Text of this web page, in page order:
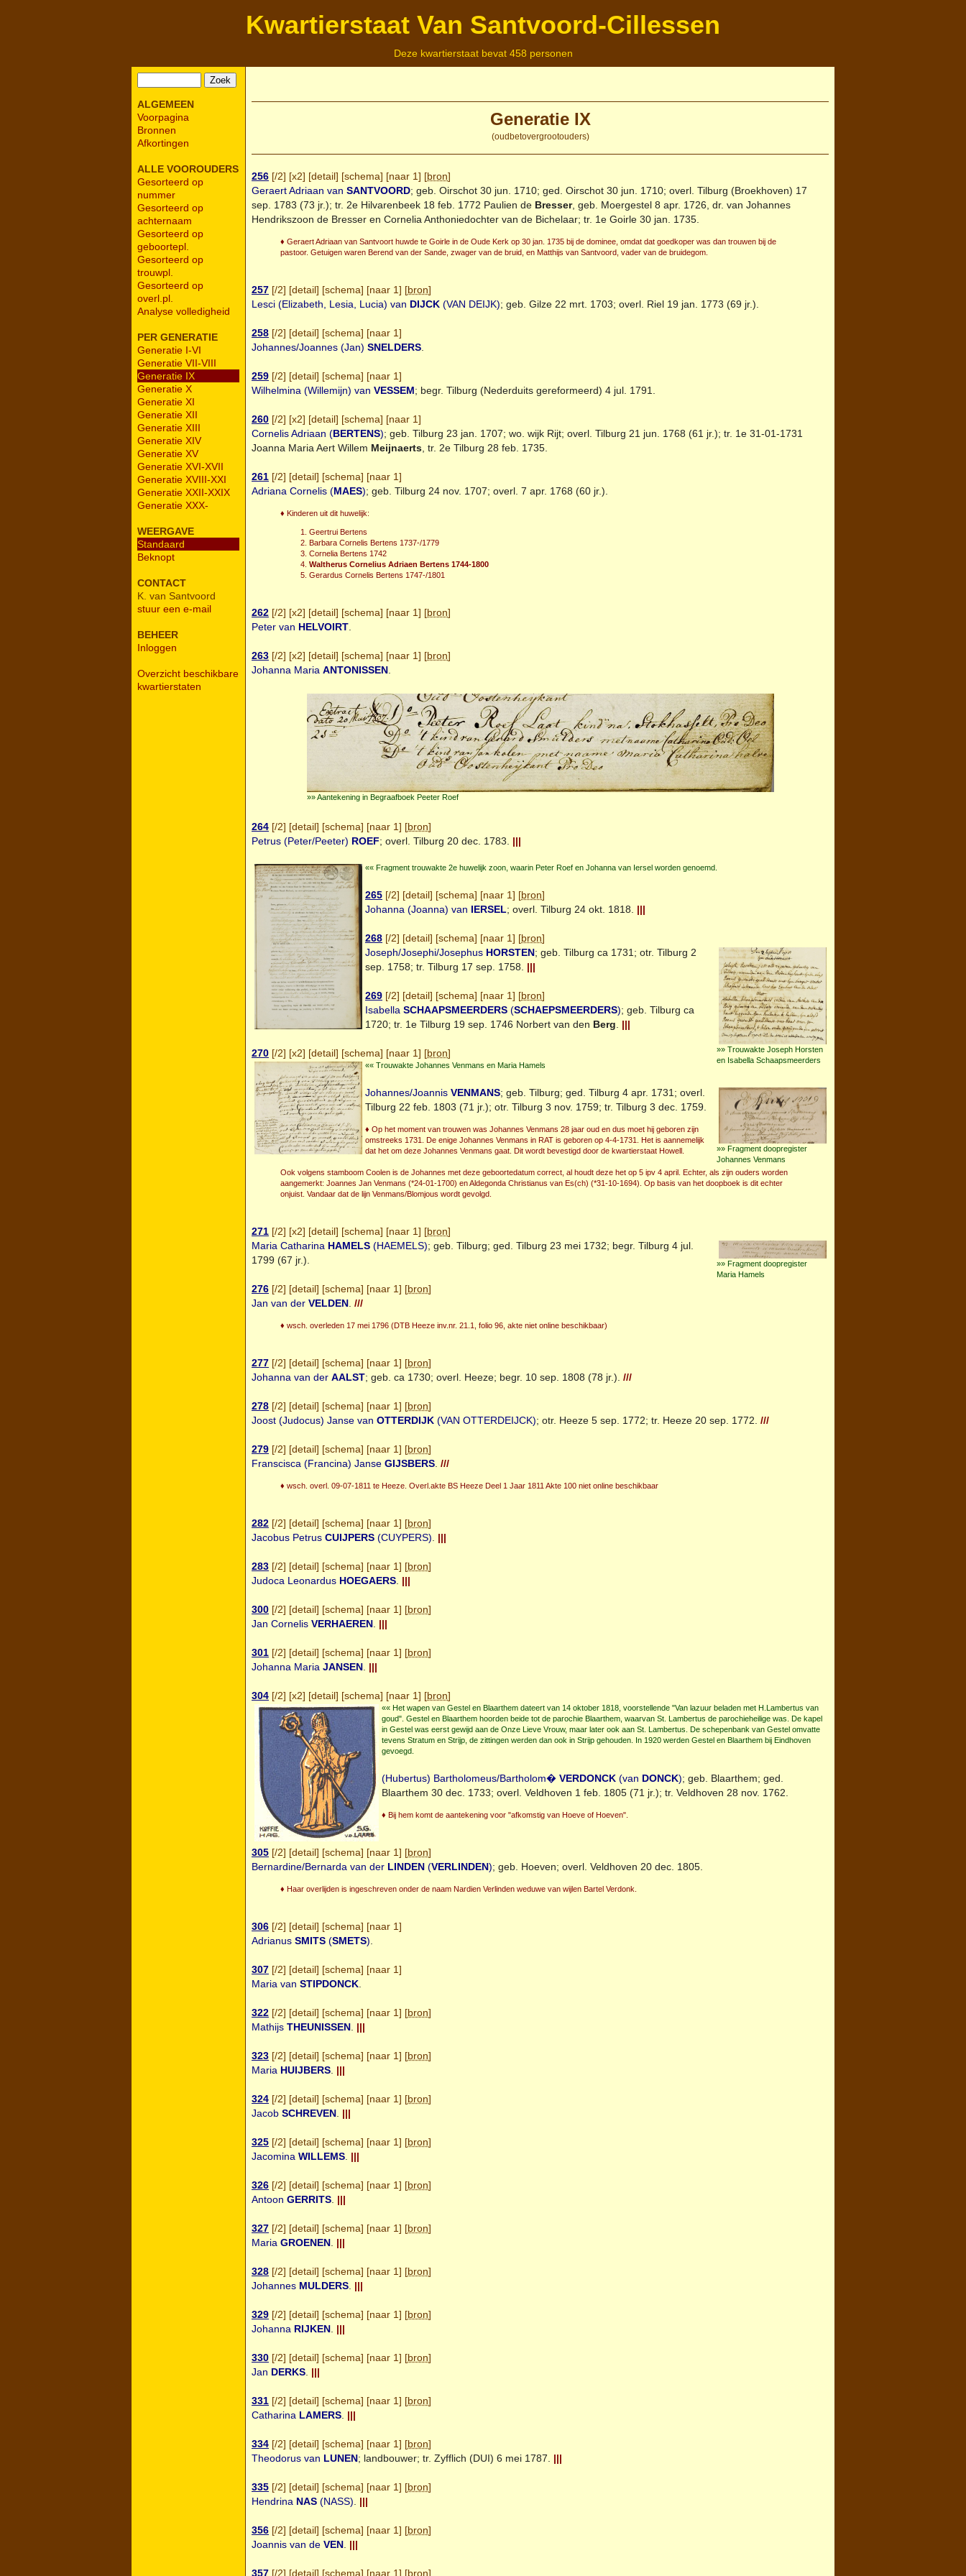
Kwartierstaat Van Santvoord-Cillessen
Deze kwartierstaat bevat 458 personen
ALGEMEEN
Voorpagina
Bronnen
Afkortingen
ALLE VOOROUDERS
Gesorteerd op
nummer
Gesorteerd op
achternaam
Gesorteerd op
geboortepl.
Gesorteerd op
trouwpl.
Gesorteerd op
overl.pl.
Analyse volledigheid
PER GENERATIE
Generatie I-VI
Generatie VII-VIII
Generatie IX
Generatie X
Generatie XI
Generatie XII
Generatie XIII
Generatie XIV
Generatie XV
Generatie XVI-XVII
Generatie XVIII-XXI
Generatie XXII-XXIX
Generatie XXX-
WEERGAVE
Standaard
Beknopt
CONTACT
K. van Santvoord
stuur een e-mail
BEHEER
Inloggen
Overzicht beschikbare
kwartierstaten
Generatie IX
(oudbetovergrootouders)
256 [/2] [x2] [detail] [schema] [naar 1] [bron]
Geraert Adriaan van SANTVOORD; geb. Oirschot 30 jun. 1710; ged. Oirschot 30 jun. 1710; overl. Tilburg (Broekhoven) 17
sep. 1783 (73 jr.); tr. 2e Hilvarenbeek 18 feb. 1772 Paulien de Bresser, geb. Moergestel 8 apr. 1726, dr. van Johannes
Hendrikszoon de Bresser en Cornelia Anthoniedochter van de Bichelaar; tr. 1e Goirle 30 jan. 1735.
♦ Geraert Adriaan van Santvoort huwde te Goirle in de Oude Kerk op 30 jan. 1735 bij de dominee, omdat dat goedkoper was dan trouwen bij de
pastoor. Getuigen waren Berend van der Sande, zwager van de bruid, en Matthijs van Santvoord, vader van de bruidegom.
257 [/2] [detail] [schema] [naar 1] [bron]
Lesci (Elizabeth, Lesia, Lucia) van DIJCK (VAN DEIJK); geb. Gilze 22 mrt. 1703; overl. Riel 19 jan. 1773 (69 jr.).
258 [/2] [detail] [schema] [naar 1]
Johannes/Joannes (Jan) SNELDERS
259 [/2] [detail] [schema] [naar 1]
Wilhelmina (Willemijn) van VESSEM; begr. Tilburg (Nederduits gereformeerd) 4 jul. 1791.
260 [/2] [x2] [detail] [schema] [naar 1]
Cornelis Adriaan (BERTENS); geb. Tilburg 23 jan. 1707; wo. wijk Rijt; overl. Tilburg 21 jun. 1768 (61 jr.); tr. 1e 31-01-1731
Joanna Maria Aert Willem Meijnaerts , tr. 2e Tilburg 28 feb. 1735.
261 [/2] [detail] [schema] [naar 1]
Adriana Cornelis (MAES); geb. Tilburg 24 nov. 1707; overl. 7 apr. 1768 (60 jr.).
♦ Kinderen uit dit huwelijk:
Geertrui Bertens
Barbara Cornelis Bertens 1737-/1779
Cornelia Bertens 1742
Waltherus Cornelius Adriaen Bertens 1744-1800
Gerardus Cornelis Bertens 1747-/1801
262 [/2] [x2] [detail] [schema] [naar 1] [bron]
Peter van HELVOIRT
263 [/2] [x2] [detail] [schema] [naar 1] [bron]
Johanna Maria ANTONISSEN
»» Aantekening in Begraafboek Peeter Roef
264 [/2] [detail] [schema] [naar 1] [bron]
Petrus (Peter/Peeter) ROEF; overl. Tilburg 20 dec. 1783. |||
«« Fragment trouwakte 2e huwelijk zoon, waarin Peter Roef en Johanna van Iersel worden genoemd.
265 [/2] [detail] [schema] [naar 1] [bron]
Johanna (Joanna) van IERSEL; overl. Tilburg 24 okt. 1818. |||
268 [/2] [detail] [schema] [naar 1] [bron]
»» Trouwakte Joseph Horsten
en Isabella Schaapsmeerders
Joseph/Josephi/Josephus HORSTEN; geb. Tilburg ca 1731; otr. Tilburg 2
sep. 1758; tr. Tilburg 17 sep. 1758. |||
269 [/2] [detail] [schema] [naar 1] [bron]
Isabella SCHAAPSMEERDERS (SCHAEPSMEERDERS); geb. Tilburg ca
1720; tr. 1e Tilburg 19 sep. 1746 Norbert van den Berg |||
270 [/2] [x2] [detail] [schema] [naar 1] [bron]
«« Trouwakte Johannes Venmans en Maria Hamels
»» Fragment doopregister
Johannes Venmans
Johannes/Joannis VENMANS; geb. Tilburg; ged. Tilburg 4 apr. 1731; overl.
Tilburg 22 feb. 1803 (71 jr.); otr. Tilburg 3 nov. 1759; tr. Tilburg 3 dec. 1759.
♦ Op het moment van trouwen was Johannes Venmans 28 jaar oud en dus moet hij geboren zijn
omstreeks 1731. De enige Johannes Venmans in RAT is geboren op 4-4-1731. Het is aannemelijk
dat het om deze Johannes Venmans gaat. Dit wordt bevestigd door de kwartierstaat Howell.
Ook volgens stamboom Coolen is de Johannes met deze geboortedatum correct, al houdt deze het op 5 ipv 4 april. Echter, als zijn ouders worden
aangemerkt: Joannes Jan Venmans (*24-01-1700) en Aldegonda Christianus van Es(ch) (*31-10-1694). Op basis van het doopboek is dit echter
onjuist. Vandaar dat de lijn Venmans/Blomjous wordt gevolgd.
271 [/2] [x2] [detail] [schema] [naar 1] [bron]
»» Fragment doopregister
Maria Hamels
Maria Catharina HAMELS (HAEMELS); geb. Tilburg; ged. Tilburg 23 mei 1732; begr. Tilburg 4 jul.
1799 (67 jr.).
276 [/2] [detail] [schema] [naar 1] [bron]
Jan van der VELDEN ///
♦ wsch. overleden 17 mei 1796 (DTB Heeze inv.nr. 21.1, folio 96, akte niet online beschikbaar)
277 [/2] [detail] [schema] [naar 1] [bron]
Johanna van der AALST; geb. ca 1730; overl. Heeze; begr. 10 sep. 1808 (78 jr.). ///
278 [/2] [detail] [schema] [naar 1] [bron]
Joost (Judocus) Janse van OTTERDIJK (VAN OTTERDEIJCK); otr. Heeze 5 sep. 1772; tr. Heeze 20 sep. 1772. ///
279 [/2] [detail] [schema] [naar 1] [bron]
Franscisca (Francina) Janse GIJSBERS ///
♦ wsch. overl. 09-07-1811 te Heeze. Overl.akte BS Heeze Deel 1 Jaar 1811 Akte 100 niet online beschikbaar
282 [/2] [detail] [schema] [naar 1] [bron]
Jacobus Petrus CUIJPERS (CUYPERS) |||
283 [/2] [detail] [schema] [naar 1] [bron]
Judoca Leonardus HOEGAERS |||
300 [/2] [detail] [schema] [naar 1] [bron]
Jan Cornelis VERHAEREN |||
301 [/2] [detail] [schema] [naar 1] [bron]
Johanna Maria JANSEN |||
304 [/2] [x2] [detail] [schema] [naar 1] [bron]
«« Het wapen van Gestel en Blaarthem dateert van 14 oktober 1818, voorstellende "Van lazuur beladen met H.Lambertus van
goud". Gestel en Blaarthem hoorden beide tot de parochie Blaarthem, waarvan St. Lambertus de parochieheilige was. De kapel
in Gestel was eerst gewijd aan de Onze Lieve Vrouw, maar later ook aan St. Lambertus. De schepenbank van Gestel omvatte
tevens Stratum en Strijp, de zittingen werden dan ook in Strijp gehouden. In 1920 werden Gestel en Blaarthem bij Eindhoven
gevoegd.
(Hubertus) Bartholomeus/Bartholom� VERDONCK (van DONCK); geb. Blaarthem; ged.
Blaarthem 30 dec. 1733; overl. Veldhoven 1 feb. 1805 (71 jr.); tr. Veldhoven 28 nov. 1762.
♦ Bij hem komt de aantekening voor "afkomstig van Hoeve of Hoeven".
305 [/2] [detail] [schema] [naar 1] [bron]
Bernardine/Bernarda van der LINDEN (VERLINDEN); geb. Hoeven; overl. Veldhoven 20 dec. 1805.
♦ Haar overlijden is ingeschreven onder de naam Nardien Verlinden weduwe van wijlen Bartel Verdonk.
306 [/2] [detail] [schema] [naar 1]
Adrianus SMITS (SMETS)
307 [/2] [detail] [schema] [naar 1]
Maria van STIPDONCK
322 [/2] [detail] [schema] [naar 1] [bron]
Mathijs THEUNISSEN |||
323 [/2] [detail] [schema] [naar 1] [bron]
Maria HUIJBERS |||
324 [/2] [detail] [schema] [naar 1] [bron]
Jacob SCHREVEN |||
325 [/2] [detail] [schema] [naar 1] [bron]
Jacomina WILLEMS |||
326 [/2] [detail] [schema] [naar 1] [bron]
Antoon GERRITS |||
327 [/2] [detail] [schema] [naar 1] [bron]
Maria GROENEN |||
328 [/2] [detail] [schema] [naar 1] [bron]
Johannes MULDERS |||
329 [/2] [detail] [schema] [naar 1] [bron]
Johanna RIJKEN |||
330 [/2] [detail] [schema] [naar 1] [bron]
Jan DERKS |||
331 [/2] [detail] [schema] [naar 1] [bron]
Catharina LAMERS |||
334 [/2] [detail] [schema] [naar 1] [bron]
Theodorus van LUNEN; landbouwer; tr. Zyfflich (DUI) 6 mei 1787. |||
335 [/2] [detail] [schema] [naar 1] [bron]
Hendrina NAS (NASS) |||
356 [/2] [detail] [schema] [naar 1] [bron]
Joannis van de VEN |||
357 [/2] [detail] [schema] [naar 1] [bron]